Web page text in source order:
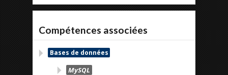
Compétences associées
Bases de données
MySQL